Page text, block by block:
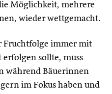
Möglichkeit, mehrere
wieder wettgemacht.
Fruchtfolge immer mit
sollte, muss
während Bäuerinnen
im Fokus haben und